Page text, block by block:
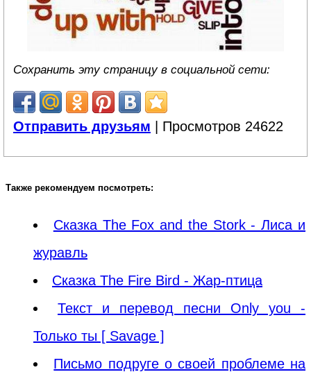
Сохранить эту страницу в социальной сети:
Отправить друзьям | Просмотров 24622
Также рекомендуем посмотреть:
Сказка The Fox and the Stork - Лиса и
журавль
Сказка The Fire Bird - Жар-птица
Текст и перевод песни Only you -
Только ты [ Savage ]
Письмо подруге о своей проблеме на